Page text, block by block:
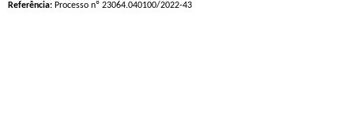
Referência: Processo nº 23064.040100/2022-43